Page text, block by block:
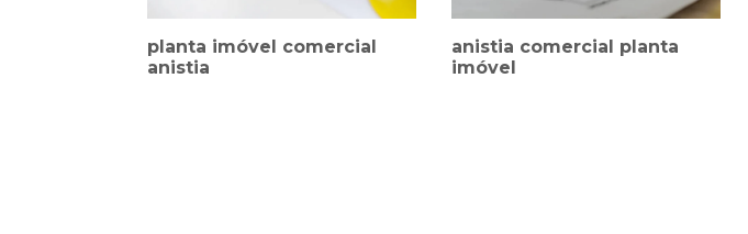
planta imóvel comercial
anistia
anistia comercial planta
imóvel